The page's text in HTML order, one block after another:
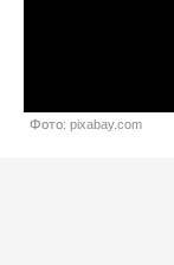
Фото: pixabay.com